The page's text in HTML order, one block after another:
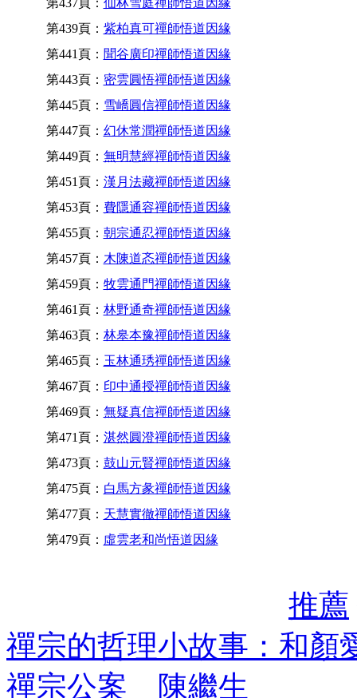
第439頁： 紫柏真可禪師悟道因緣
第441頁： 聞谷廣印禪師悟道因緣
第443頁： 密雲圓悟禪師悟道因緣
第445頁： 雪嶠圓信禪師悟道因緣
第447頁： 幻休常潤禪師悟道因緣
第449頁： 無明慧經禪師悟道因緣
第451頁： 漢月法藏禪師悟道因緣
第453頁： 費隱通容禪師悟道因緣
第455頁： 朝宗通忍禪師悟道因緣
第457頁： 木陳道忞禪師悟道因緣
第459頁： 牧雲通門禪師悟道因緣
第461頁： 林野通奇禪師悟道因緣
第463頁： 林皋本豫禪師悟道因緣
第465頁： 玉林通琇禪師悟道因緣
第467頁： 印中通授禪師悟道因緣
第469頁： 無疑真信禪師悟道因緣
第471頁： 湛然圓澄禪師悟道因緣
第473頁： 鼓山元賢禪師悟道因緣
第475頁： 白馬方彖禪師悟道因緣
第477頁： 天慧實徹禪師悟道因緣
第479頁： 虛雲老和尚悟道因緣
推薦
禪宗的哲理小故事：和
禪宗公案 陳繼生